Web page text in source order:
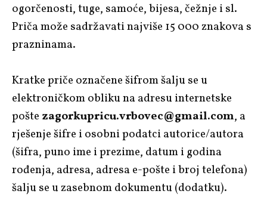
ogorčenosti, tuge, samoće, bijesa, čežnje i sl.
Priča može sadržavati najviše 15 000 znakova s
prazninama.
Kratke priče označene šifrom šalju se u
elektroničkom obliku na adresu internetske
pošte zagorkupricu.vrbovec@gmail.com, a
rješenje šifre i osobni podatci autorice/autora
(šifra, puno ime i prezime, datum i godina
rođenja, adresa, adresa e-pošte i broj telefona)
šalju se u zasebnom dokumentu (dodatku).